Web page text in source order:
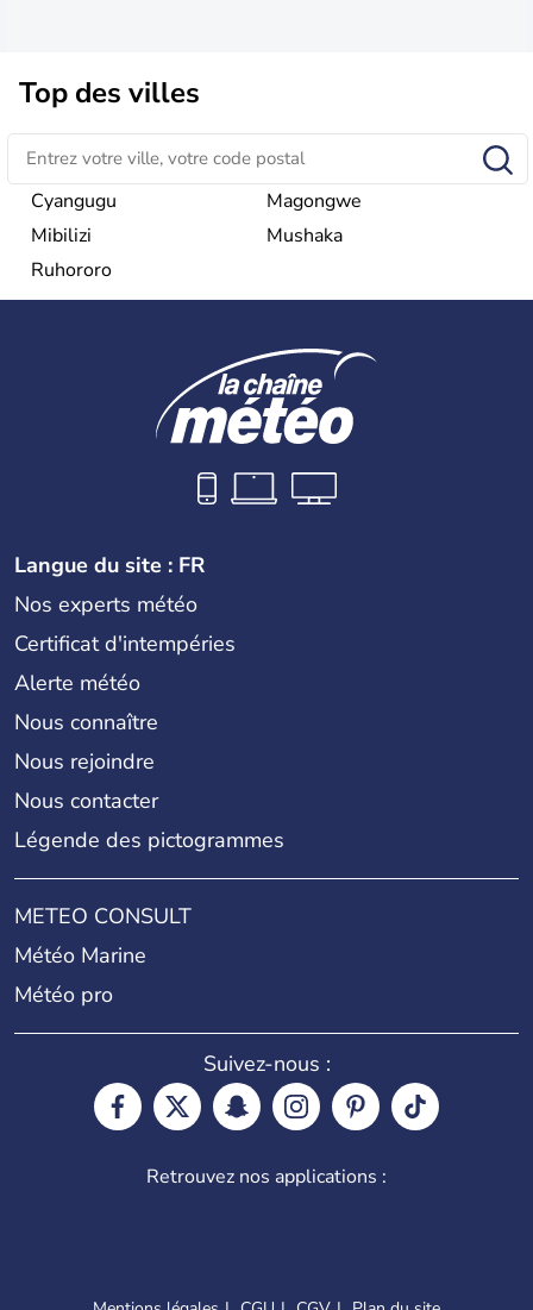
Top des villes
Cyangugu
Magongwe
Mibilizi
Mushaka
Ruhororo
Langue du site : FR
Nos experts météo
Certificat d'intempéries
Alerte météo
Nous connaître
Nous rejoindre
Nous contacter
Légende des pictogrammes
METEO CONSULT
Météo Marine
Météo pro
Suivez-nous :
Retrouvez nos applications :